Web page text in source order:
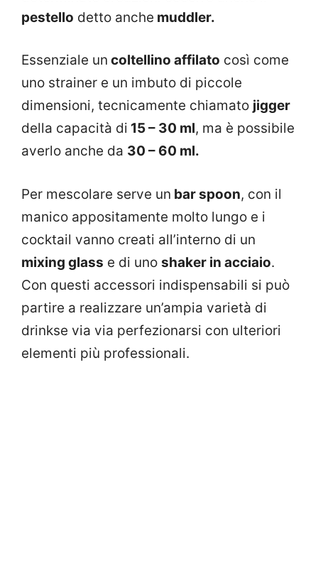
pestello detto anche muddler.
Essenziale un coltellino affilato così come
uno strainer e un imbuto di piccole
dimensioni, tecnicamente chiamato jigger
della capacità di 15 – 30 ml, ma è possibile
averlo anche da 30 – 60 ml.
Per mescolare serve un bar spoon, con il
manico appositamente molto lungo e i
cocktail vanno creati all’interno di un
mixing glass e di uno shaker in acciaio.
Con questi accessori indispensabili si può
partire a realizzare un’ampia varietà di
drinkse via via perfezionarsi con ulteriori
elementi più professionali.